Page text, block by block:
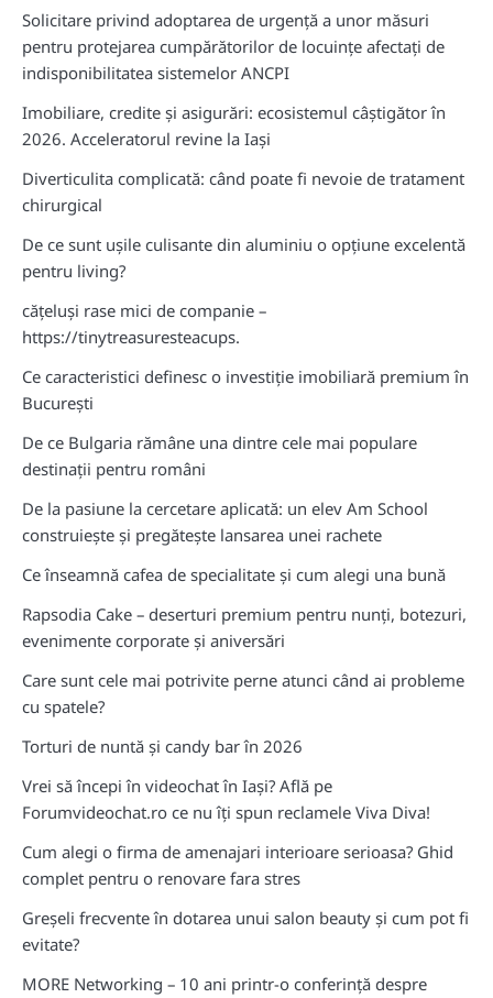
Solicitare privind adoptarea de urgență a unor măsuri
pentru protejarea cumpărătorilor de locuințe afectați de
indisponibilitatea sistemelor ANCPI
Imobiliare, credite și asigurări: ecosistemul câștigător în
2026. Acceleratorul revine la Iași
Diverticulita complicată: când poate fi nevoie de tratament
chirurgical
De ce sunt ușile culisante din aluminiu o opțiune excelentă
pentru living?
cățeluși rase mici de companie –
https://tinytreasuresteacups.
Ce caracteristici definesc o investiție imobiliară premium în
București
De ce Bulgaria rămâne una dintre cele mai populare
destinații pentru români
De la pasiune la cercetare aplicată: un elev Am School
construiește și pregătește lansarea unei rachete
Ce înseamnă cafea de specialitate și cum alegi una bună
Rapsodia Cake – deserturi premium pentru nunți, botezuri,
evenimente corporate și aniversări
Care sunt cele mai potrivite perne atunci când ai probleme
cu spatele?
Torturi de nuntă și candy bar în 2026
Vrei să începi în videochat în Iași? Află pe
Forumvideochat.ro ce nu îți spun reclamele Viva Diva!
Cum alegi o firma de amenajari interioare serioasa? Ghid
complet pentru o renovare fara stres
Greșeli frecvente în dotarea unui salon beauty și cum pot fi
evitate?
MORE Networking – 10 ani printr-o conferință despre